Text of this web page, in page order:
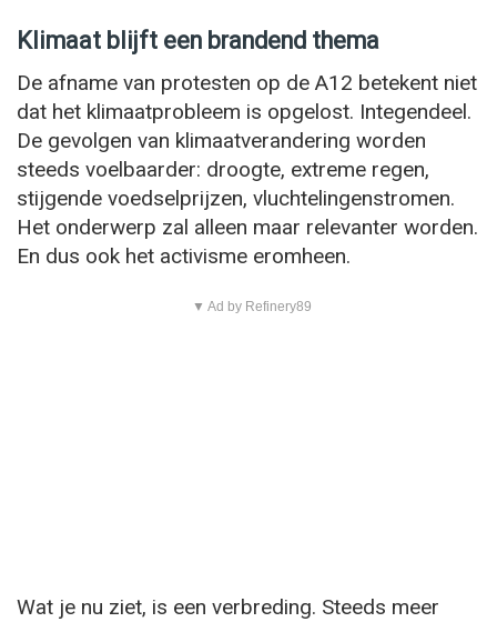
Klimaat blijft een brandend thema
De afname van protesten op de A12 betekent niet
dat het klimaatprobleem is opgelost. Integendeel.
De gevolgen van klimaatverandering worden
steeds voelbaarder: droogte, extreme regen,
stijgende voedselprijzen, vluchtelingenstromen.
Het onderwerp zal alleen maar relevanter worden.
En dus ook het activisme eromheen.
▼ Ad by Refinery89
Wat je nu ziet, is een verbreding. Steeds meer